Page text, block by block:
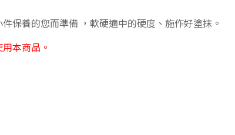
保養的您而準備 ，軟硬適中的硬度、施作好塗抹。
本商品。